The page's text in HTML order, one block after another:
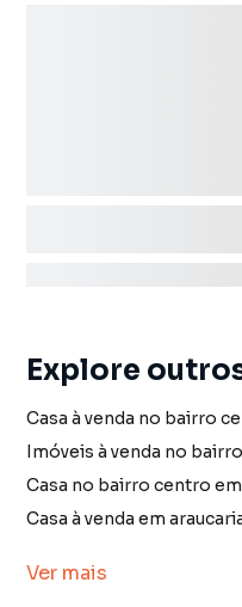
Explore
Imóveis à venda no
Casa no bairro centro
Casa à venda em
Casa em araucaria pr
Ver mais